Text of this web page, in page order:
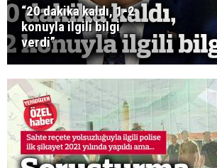
“20 dakika kaldı, 1-2
konuyla ilgili bilgi
verdi”